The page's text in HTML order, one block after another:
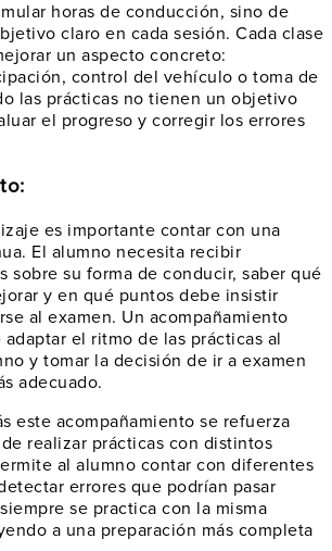
horas de conducción, sino de
claro en cada sesión. Cada clase
un aspecto concreto:
control del vehículo o toma de
las prácticas no tienen un objetivo
el progreso y corregir los errores
es importante contar con una
El alumno necesita recibir
sobre su forma de conducir, saber qué
y en qué puntos debe insistir
al examen. Un acompañamiento
el ritmo de las prácticas al
y tomar la decisión de ir a examen
adecuado.
este acompañamiento se refuerza
realizar prácticas con distintos
al alumno contar con diferentes
errores que podrían pasar
se practica con la misma
a una preparación más completa